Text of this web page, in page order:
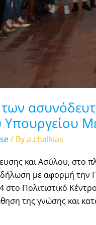
/ Bya.chalkias
και Ασύλου, στο
με αφορμή την
στο Πολιτιστικό
της γνώσης και